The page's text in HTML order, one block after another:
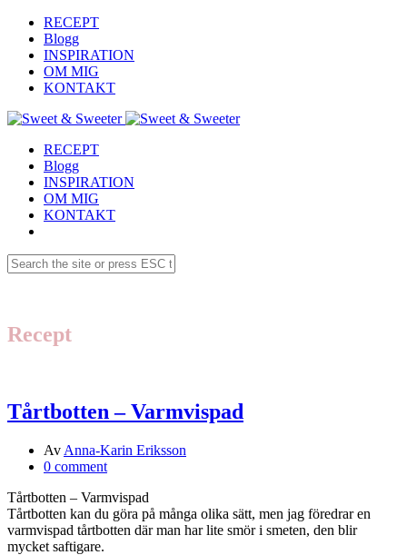
RECEPT
Blogg
INSPIRATION
OM MIG
KONTAKT
RECEPT
Blogg
INSPIRATION
OM MIG
KONTAKT
Recept
Tårtbotten – Varmvispad
Av Anna-Karin Eriksson
0 comment
Tårtbotten – Varmvispad
Tårtbotten kan du göra på många olika sätt, men jag föredrar en
varmvispad tårtbotten där man har lite smör i smeten, den blir
mycket saftigare.